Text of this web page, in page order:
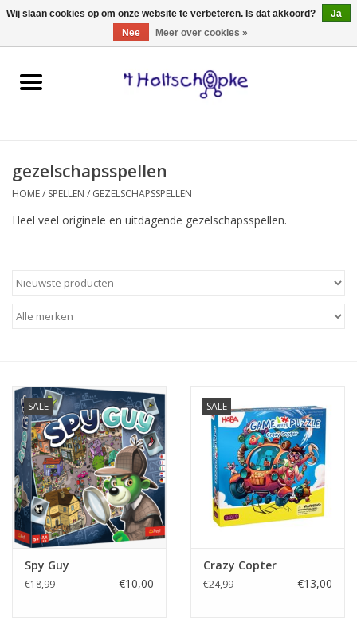
0 Artikelen - €0,00
Home
spellen
onderweg
eten & drinken
knuffels
boeken
SALE
Blogs
gezelschapsspellen
HOME/ SPELLEN / GEZELSCHAPSSPELLEN
Heel veel originele en uitdagende gezelschapsspellen.
SALE
Spy Guy
€18,99 €10,00
SALE
Crazy Copter
€24,99 €13,00
Wij slaan cookies op om onze website te verbeteren. Is dat akkoord?
Ja
Nee
Meer over cookies »